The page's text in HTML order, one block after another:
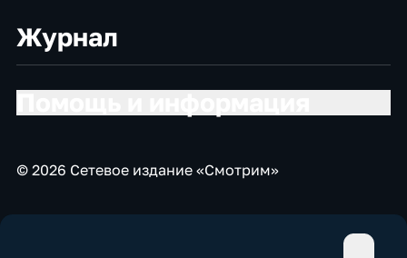
Журнал
© 2026 Сетевое издание «Смотрим»